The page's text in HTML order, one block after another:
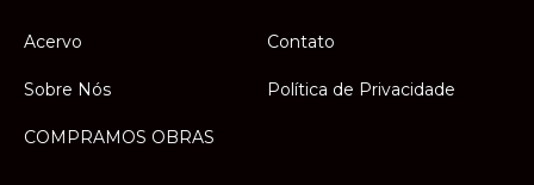
Acervo Contato
Sobre Nós Política de Privacidade
COMPRAMOS OBRAS